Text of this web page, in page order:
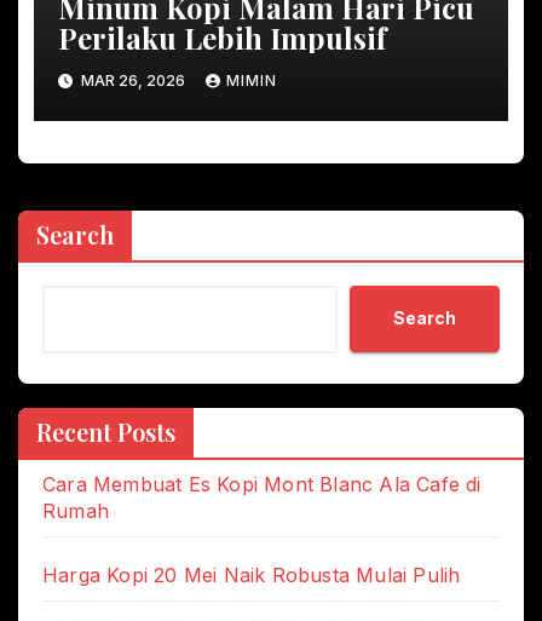
Perilaku Lebih Impulsif
MAR 26, 2026 MIMIN
Search
Search
Recent Posts
Cara Membuat Es Kopi Mont Blanc Ala Cafe di
Rumah
Harga Kopi 20 Mei Naik Robusta Mulai Pulih